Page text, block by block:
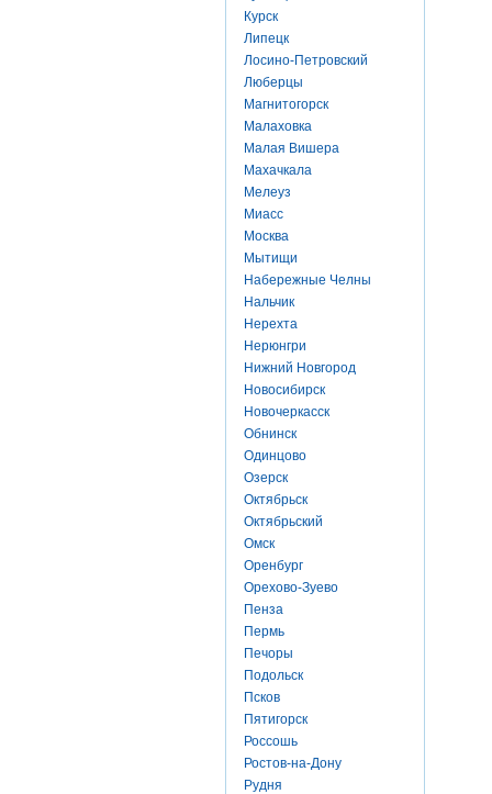
Курск
Липецк
Лосино-Петровский
Люберцы
Магнитогорск
Малаховка
Малая Вишера
Махачкала
Мелеуз
Миасс
Москва
Мытищи
Набережные Челны
Нальчик
Нерехта
Нерюнгри
Нижний Новгород
Новосибирск
Новочеркасск
Обнинск
Одинцово
Озерск
Октябрьск
Октябрьский
Омск
Оренбург
Орехово-Зуево
Пенза
Пермь
Печоры
Подольск
Псков
Пятигорск
Россошь
Ростов-на-Дону
Рудня